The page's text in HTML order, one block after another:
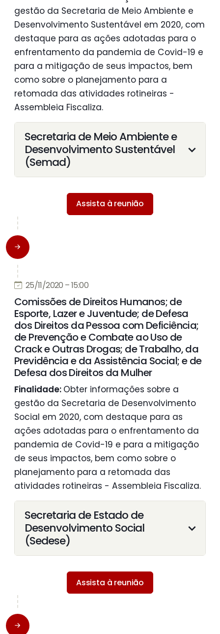
gestão da Secretaria de Meio Ambiente e
Desenvolvimento Sustentável em 2020, com
destaque para as ações adotadas para o
enfrentamento da pandemia de Covid-19 e
para a mitigação de seus impactos, bem
como sobre o planejamento para a
retomada das atividades rotineiras -
Assembleia Fiscaliza.
Secretaria de Meio Ambiente e
Desenvolvimento Sustentável
(Semad)
Assista à reunião
25/11/2020 – 15:00
Comissões de Direitos Humanos; de
Esporte, Lazer e Juventude; de Defesa
dos Direitos da Pessoa com Deficiência;
de Prevenção e Combate ao Uso de
Crack e Outras Drogas; de Trabalho, da
Previdência e da Assistência Social; e de
Defesa dos Direitos da Mulher
Finalidade: Obter informações sobre a
gestão da Secretaria de Desenvolvimento
Social em 2020, com destaque para as
ações adotadas para o enfrentamento da
pandemia de Covid-19 e para a mitigação
de seus impactos, bem como sobre o
planejamento para a retomada das
atividades rotineiras - Assembleia Fiscaliza.
Secretaria de Estado de
Desenvolvimento Social
(Sedese)
Assista à reunião